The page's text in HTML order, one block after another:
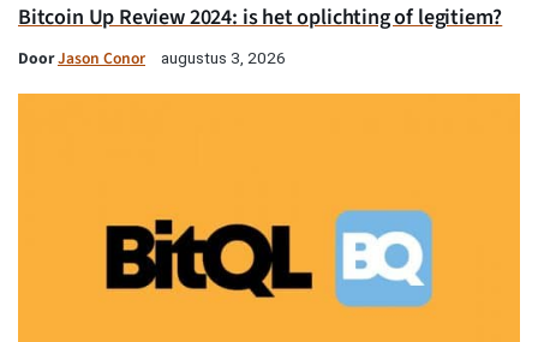
Bitcoin Up Review 2024: is het oplichting of legitiem?
DoorJason Conor augustus 3, 2026